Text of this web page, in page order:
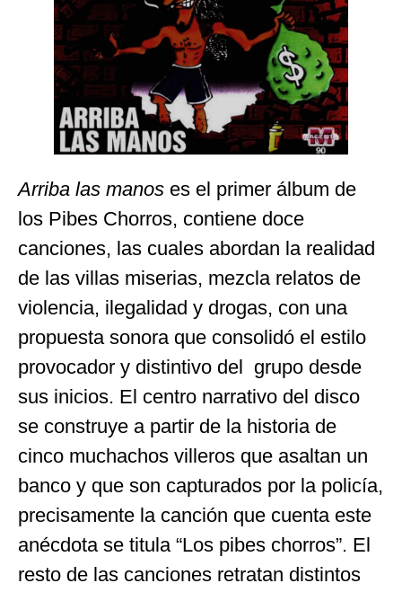
Arriba las manos es el primer álbum de
los Pibes Chorros, contiene doce
canciones, las cuales abordan la realidad
de las villas miserias, mezcla relatos de
violencia, ilegalidad y drogas, con una
propuesta sonora que consolidó el estilo
provocador y distintivo del grupo desde
sus inicios. El centro narrativo del disco
se construye a partir de la historia de
cinco muchachos villeros que asaltan un
banco y que son capturados por la policía,
precisamente la canción que cuenta este
anécdota se titula “Los pibes chorros”. El
resto de las canciones retratan distintos